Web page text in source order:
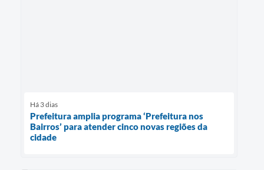
Há 3 dias
Prefeitura amplia programa ‘Prefeitura nos
Bairros’ para atender cinco novas regiões da
cidade